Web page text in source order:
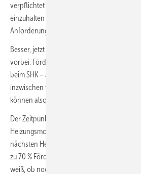
verpflichtet sein, die 65 % Regelung gemäß
einzuhalten oder muss sich weitergehenden
Anforderungen beugen.
Besser, jetzt handeln: Lieferschwierigkeiten
vorbei. Förderzusagen erfolgen inzwischen
beim SHK – also Sanitär, Heizung- und Klima
inzwischen wieder ausreichend Kapazitäten
können also zügig umgesetzt werden.
Der Zeitpunkt wäre für Hauseigentümer jetzt
Heizungsmodernisierung zu befassen und
nächsten Heizperiode umzusetzen. Die
zu 70 % Förderung ist derzeit noch top und
weiß, ob noch ausreichend Fördermittel in